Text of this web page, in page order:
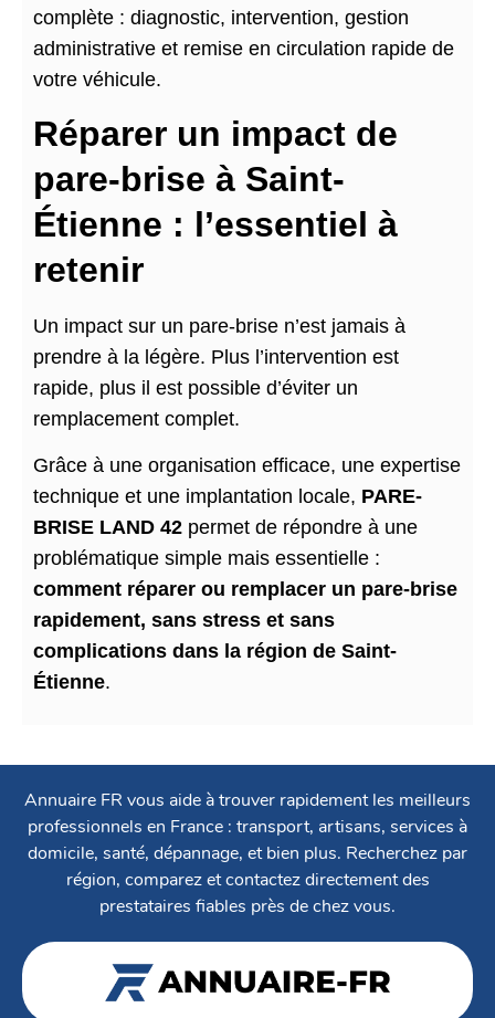
complète : diagnostic, intervention, gestion
administrative et remise en circulation rapide de
votre véhicule.
Réparer un impact de
pare-brise à Saint-
Étienne : l’essentiel à
retenir
Un impact sur un pare-brise n’est jamais à
prendre à la légère. Plus l’intervention est
rapide, plus il est possible d’éviter un
remplacement complet.
Grâce à une organisation efficace, une expertise
technique et une implantation locale, PARE-
BRISE LAND 42 permet de répondre à une
problématique simple mais essentielle :
comment réparer ou remplacer un pare-brise
rapidement, sans stress et sans
complications dans la région de Saint-
Étienne.
Annuaire FR vous aide à trouver rapidement les meilleurs
professionnels en France : transport, artisans, services à
domicile, santé, dépannage, et bien plus. Recherchez par
région, comparez et contactez directement des
prestataires fiables près de chez vous.